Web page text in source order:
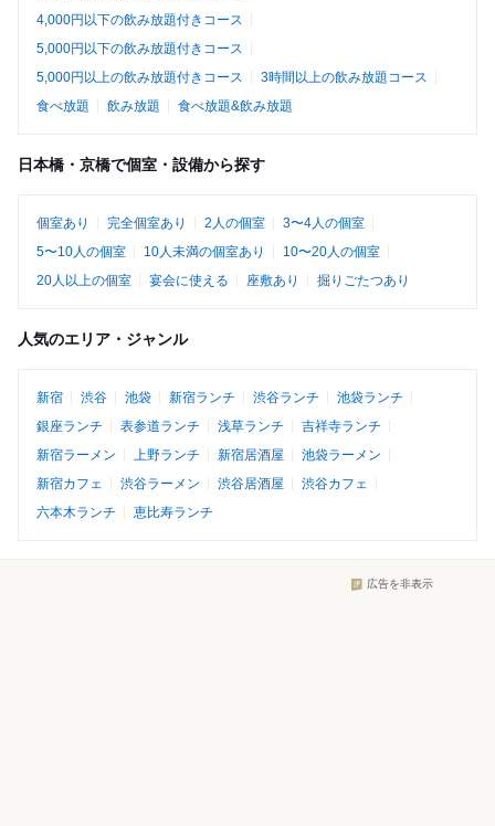
4,000円以下の飲み放題付きコース
5,000円以下の飲み放題付きコース
5,000円以上の飲み放題付きコース
3時間以上の飲み放題コース
食べ放題
飲み放題 食べ放題&飲み放題
日本橋・京橋で個室・設備から探す
個室あり 完全個室あり 2人の個室
3〜4人の個室
5〜10人の個室
10人未満の個室あり
10〜20人の個室
20人以上の個室
宴会に使える 座敷あり 掘りごたつあり
人気のエリア・ジャンル
新宿 渋谷 池袋 新宿ランチ 渋谷ランチ
池袋ランチ
銀座ランチ
表参道ランチ 浅草ランチ
吉祥寺ランチ
新宿ラーメン
上野ランチ 新宿居酒屋
池袋ラーメン
新宿カフェ
渋谷ラーメン 渋谷居酒屋
渋谷カフェ
六本木ランチ
恵比寿ランチ
広告を非表示